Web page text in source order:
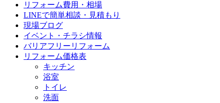
リフォーム費用・相場
LINEで簡単相談・見積もり
現場ブログ
イベント・チラシ情報
バリアフリーリフォーム
リフォーム価格表
キッチン
浴室
トイレ
洗面